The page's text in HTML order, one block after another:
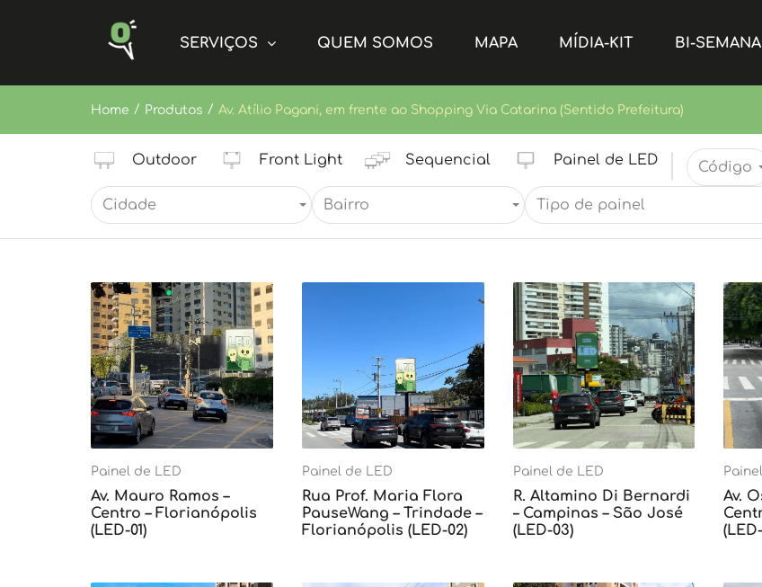
SERVIÇOS QUEM SOMOS MAPA MÍDIA-KIT BI-SEMANA
Home / Produtos / Av. Atílio Pagani, em frente ao Shopping Via Catarina (Sentido Prefeitura)
Outdoor Front Light Sequencial Painel de LED Código
Cidade Bairro Tipo de painel
Painel de LED
Av. Mauro Ramos –
Centro – Florianópolis
(LED-01)
Painel de LED
Rua Prof. Maria Flora
PauseWang – Trindade –
Florianópolis (LED-02)
Painel de LED
R. Altamino Di Bernardi
– Campinas – São José
(LED-03)
Av.